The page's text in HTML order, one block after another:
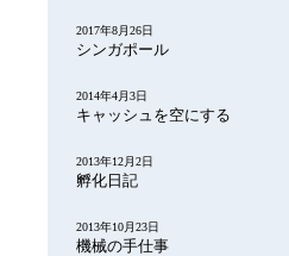
2017年8月26日
シンガポール
2014年4月3日
キャッシュを空にする
2013年12月2日
孵化日記
2013年10月23日
機械の手仕事